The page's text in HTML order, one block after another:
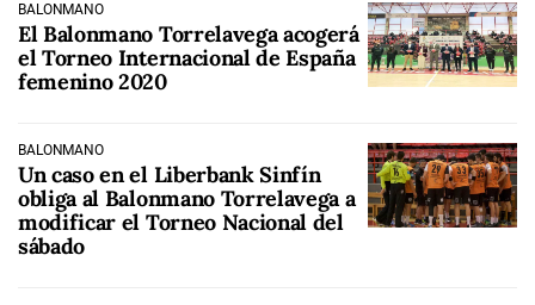
BALONMANO
El Balonmano Torrelavega acogerá
el Torneo Internacional de España
femenino 2020
BALONMANO
Un caso en el Liberbank Sinfín
obliga al Balonmano Torrelavega a
modificar el Torneo Nacional del
sábado